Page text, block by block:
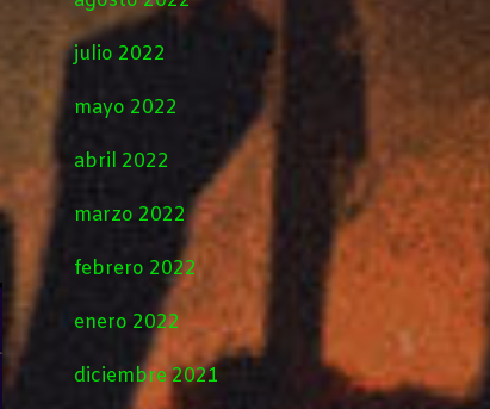
julio 2022
mayo 2022
abril 2022
marzo 2022
febrero 2022
enero 2022
diciembre 2021